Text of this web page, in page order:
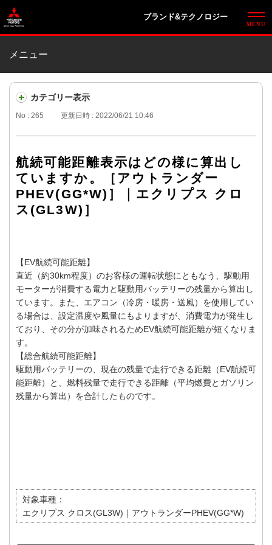
ブランド&テクノロジー
メニュー
カテゴリー表示
No : 265 更新日時 : 2022/06/21 10:46
航続可能距離表示はどの様に算出し
ていますか。［アウトランダー
PHEV(GG*W)］｜エクリプス クロ
ス(GL3W)］
【EV航続可能距離】
直近（約30km程度）のお客様の運転状態にともなう、駆動用
モーターが消費する電力と駆動用バッテリーの残量から算出し
ています。また、エアコン（冷房・暖房・送風）を使用してい
る場合は、設定温度や風量にもよりますが、消費電力が発生し
ており、その分が加味されるためEV航続可能距離が短くなりま
す。
【総合航続可能距離】
駆動用バッテリーの、現在の残量で走行できる距離（EV航続可
能距離）と、燃料残量で走行できる距離（平均燃費とガソリン
残量から算出）を合計したものです。
対象車種：
エクリプス クロス(GL3W)｜アウトランダーPHEV(GG*W)